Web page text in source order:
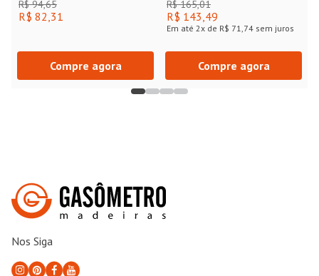
R$ 94,65
R$ 82,31
Compre agora
R$ 165,01
R$ 143,49
Em até 2x de R$ 71,74 sem juros
Compre agora
Nos Siga